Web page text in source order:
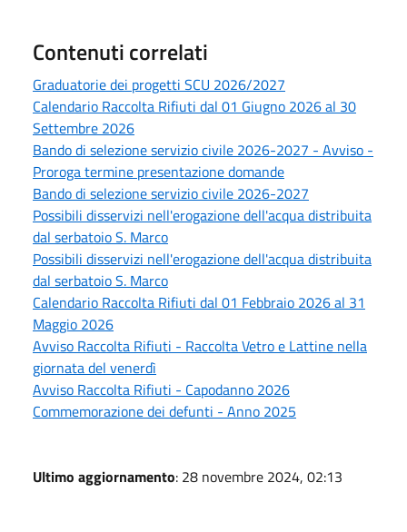
Contenuti correlati
Graduatorie dei progetti SCU 2026/2027
Calendario Raccolta Rifiuti dal 01 Giugno 2026 al 30
Settembre 2026
Bando di selezione servizio civile 2026-2027 - Avviso -
Proroga termine presentazione domande
Bando di selezione servizio civile 2026-2027
Possibili disservizi nell'erogazione dell'acqua distribuita
dal serbatoio S. Marco
Possibili disservizi nell'erogazione dell'acqua distribuita
dal serbatoio S. Marco
Calendario Raccolta Rifiuti dal 01 Febbraio 2026 al 31
Maggio 2026
Avviso Raccolta Rifiuti - Raccolta Vetro e Lattine nella
giornata del venerdì
Avviso Raccolta Rifiuti - Capodanno 2026
Commemorazione dei defunti - Anno 2025
Ultimo aggiornamento: 28 novembre 2024, 02:13